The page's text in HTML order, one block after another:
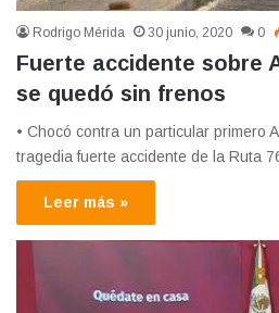
Rodrigo Mérida 30 junio, 2020 0
Fuerte accidente sobre
se quedó sin frenos
• Chocó contra un particular primero
tragedia fuerte accidente de la Ruta
Leer más »